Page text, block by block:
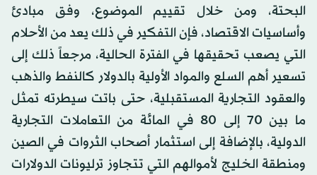
البحتة، ومن خلال تقييم الموضوع، وفق مبادئ
وأساسيات الاقتصاد، فإن التفكير في ذلك يعد من الأحلام
التي يصعب تحقيقها في الفترة الحالية، مرجعاً ذلك إلى
تسعير أهم السلع والمواد الأولية بالدولار كالنفط والذهب
والعقود التجارية المستقبلية، حتى باتت سيطرته تمثل
ما بين 70 إلى 80 في المائة من التعاملات التجارية
الدولية، بالإضافة إلى استثمار أصحاب الثروات في الصين
ومنطقة الخليج لأموالهم التي تتجاوز ترليونات الدولارات